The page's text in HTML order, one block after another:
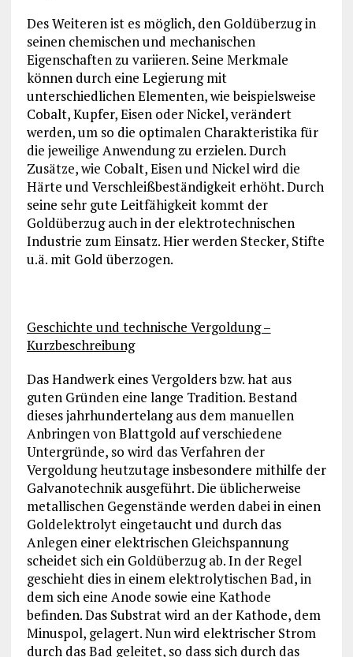
Des Weiteren ist es möglich, den Goldüberzug in
seinen chemischen und mechanischen
Eigenschaften zu variieren. Seine Merkmale
können durch eine Legierung mit
unterschiedlichen Elementen, wie beispielsweise
Cobalt, Kupfer, Eisen oder Nickel, verändert
werden, um so die optimalen Charakteristika für
die jeweilige Anwendung zu erzielen. Durch
Zusätze, wie Cobalt, Eisen und Nickel wird die
Härte und Verschleißbeständigkeit erhöht. Durch
seine sehr gute Leitfähigkeit kommt der
Goldüberzug auch in der elektrotechnischen
Industrie zum Einsatz. Hier werden Stecker, Stifte
u.ä. mit Gold überzogen.
Geschichte und technische Vergoldung –
Kurzbeschreibung
Das Handwerk eines Vergolders bzw. hat aus
guten Gründen eine lange Tradition. Bestand
dieses jahrhundertelang aus dem manuellen
Anbringen von Blattgold auf verschiedene
Untergründe, so wird das Verfahren der
Vergoldung heutzutage insbesondere mithilfe der
Galvanotechnik ausgeführt. Die üblicherweise
metallischen Gegenstände werden dabei in einen
Goldelektrolyt eingetaucht und durch das
Anlegen einer elektrischen Gleichspannung
scheidet sich ein Goldüberzug ab. In der Regel
geschieht dies in einem elektrolytischen Bad, in
dem sich eine Anode sowie eine Kathode
befinden. Das Substrat wird an der Kathode, dem
Minuspol, gelagert. Nun wird elektrischer Strom
durch das Bad geleitet, so dass sich durch das